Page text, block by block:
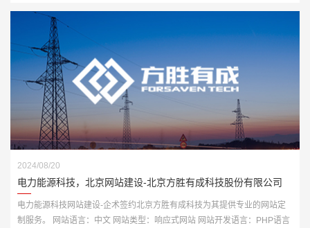
2024/08/20
电力能源科技，北京网站建设-北京方胜有成科技股份有限公司
电力能源科技网站建设-企术签约北京方胜有成科技为其提供专业的网站定
制服务。 网站语言：中文 网站类型：响应式网站 网站开发语言：PHP语言